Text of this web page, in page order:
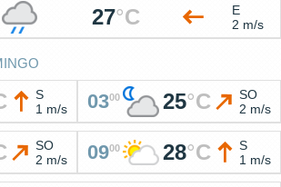
27°C
E
2 m/s
S
1 m/s
0300 25°C
SO
2 m/s
SO
2 m/s
0900 28°C
S
1 m/s